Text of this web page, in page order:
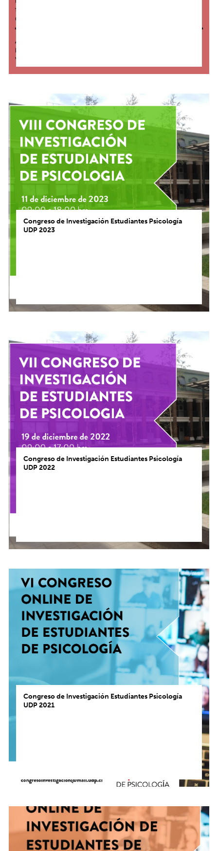
Congreso de Investigación Estudiantes Psicología
UDP 2023
Congreso de Investigación Estudiantes Psicología
UDP 2022
Congreso de Investigación Estudiantes Psicología
UDP 2021